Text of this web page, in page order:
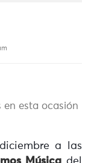
en esta ocasión
a las